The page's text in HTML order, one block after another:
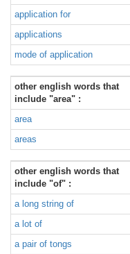
application for
applications
mode of application
other english words that
include "area" :
area
areas
other english words that
include "of" :
a long string of
a lot of
a pair of tongs